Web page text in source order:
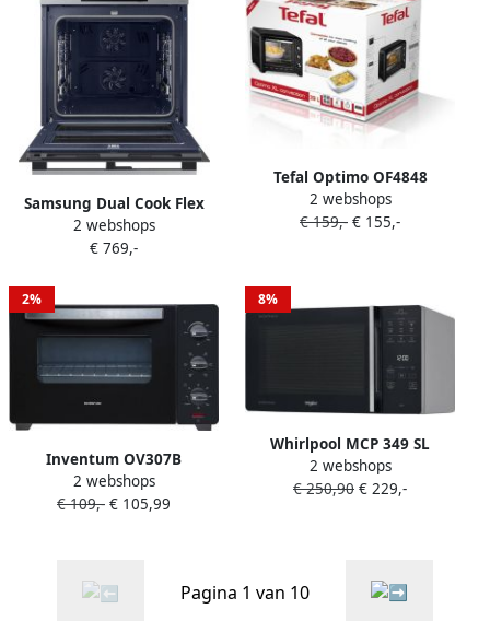
Samsung Dual Cook Flex
V7B5755SAS U1 |
Heteluchtovens |
2 webshops
€ 769,-
Tefal Optimo OF4848
Vrijstaande Oven 39L Grill-
en Bakfunctie Ruim
2 webshops
€ 159,- € 155,-
2%
Inventum OV307B
Vrijstaande heteluchtoven
Draaispit 30 liter 1600 watt
2 webshops
€ 109,- € 105,99
8%
Whirlpool MCP 349 SL
Combimagnetron Zwart
2 webshops
€ 250,90 € 229,-
Pagina 1 van 10